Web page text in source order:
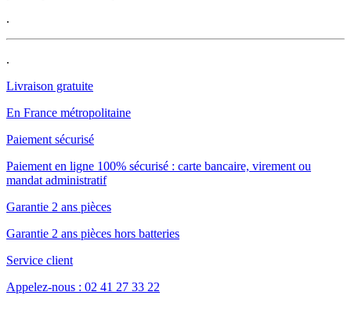
.
.
Livraison gratuite
En France métropolitaine
Paiement sécurisé
Paiement en ligne 100% sécurisé : carte bancaire, virement ou
mandat administratif
Garantie 2 ans pièces
Garantie 2 ans pièces hors batteries
Service client
Appelez-nous : 02 41 27 33 22